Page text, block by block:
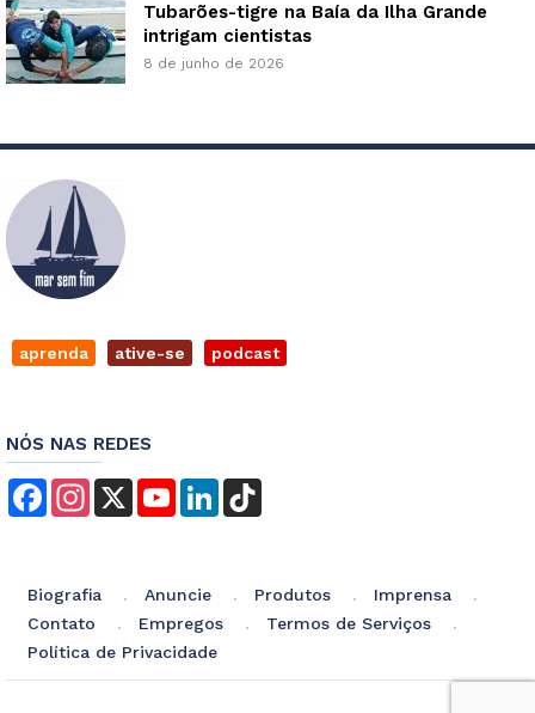
Tubarões-tigre na Baía da Ilha Grande
intrigam cientistas
8 de junho de 2026
aprenda ative-se podcast
NÓS NAS REDES
FacebookInstagram
X YouTubeLinkedIn
Biografia Anuncie Produtos
Imprensa
Contato
Empregos
Termos de Serviços
Política de Privacidade